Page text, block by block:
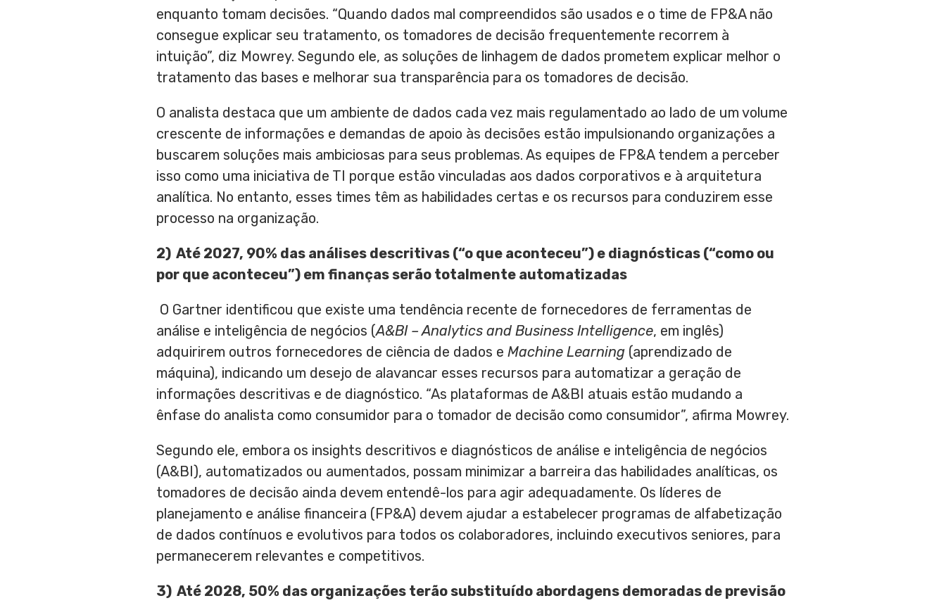
enquanto tomam decisões. “Quando dados mal compreendidos são usados e o time de FP&A não
consegue explicar seu tratamento, os tomadores de decisão frequentemente recorrem à
intuição”, diz Mowrey. Segundo ele, as soluções de linhagem de dados prometem explicar melhor o
tratamento das bases e melhorar sua transparência para os tomadores de decisão.
O analista destaca que um ambiente de dados cada vez mais regulamentado ao lado de um volume
crescente de informações e demandas de apoio às decisões estão impulsionando organizações a
buscarem soluções mais ambiciosas para seus problemas. As equipes de FP&A tendem a perceber
isso como uma iniciativa de TI porque estão vinculadas aos dados corporativos e à arquitetura
analítica. No entanto, esses times têm as habilidades certas e os recursos para conduzirem esse
processo na organização.
2) Até 2027, 90% das análises descritivas (“o que aconteceu”) e diagnósticas (“como ou
por que aconteceu”) em finanças serão totalmente automatizadas
O Gartner identificou que existe uma tendência recente de fornecedores de ferramentas de
análise e inteligência de negócios (A&BI – Analytics and Business Intelligence, em inglês)
adquirirem outros fornecedores de ciência de dados e Machine Learning (aprendizado de
máquina), indicando um desejo de alavancar esses recursos para automatizar a geração de
informações descritivas e de diagnóstico. “As plataformas de A&BI atuais estão mudando a
ênfase do analista como consumidor para o tomador de decisão como consumidor”, afirma Mowrey.
Segundo ele, embora os insights descritivos e diagnósticos de análise e inteligência de negócios
(A&BI), automatizados ou aumentados, possam minimizar a barreira das habilidades analíticas, os
tomadores de decisão ainda devem entendê-los para agir adequadamente. Os líderes de
planejamento e análise financeira (FP&A) devem ajudar a estabelecer programas de alfabetização
de dados contínuos e evolutivos para todos os colaboradores, incluindo executivos seniores, para
permanecerem relevantes e competitivos.
3) Até 2028, 50% das organizações terão substituído abordagens demoradas de previsão